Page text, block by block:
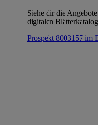
Siehe dir die
digitalen
Prospekt 8003157 im